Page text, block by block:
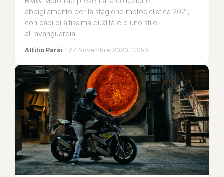
abbigliamento per la stagione motociclistica 2021,
con capi di altissima qualità e e uno stile
all'avanguardia.
Attilio Parsi · 27 Novembre 2020, 13:50